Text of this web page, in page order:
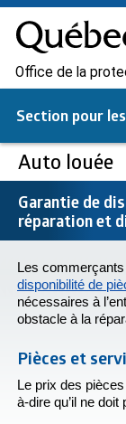
Office de la
Section pour les
Auto louée
Garantie de
réparation et
Les
disponibilité de
nécessaires à
obstacle à la
Pièces et
Le prix des
à-dire qu’il ne